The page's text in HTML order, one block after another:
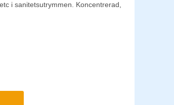
i sanitetsutrymmen. Koncentrerad,